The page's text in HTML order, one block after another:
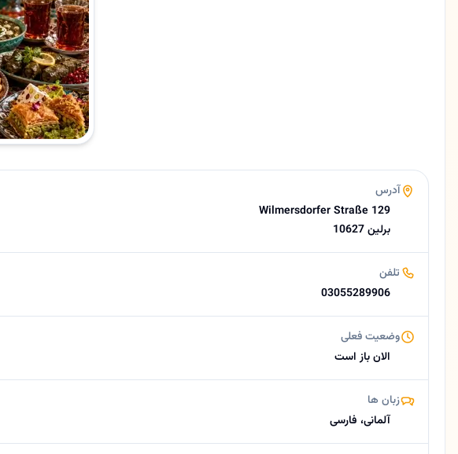
پول نقد
وبسایت
https://www.safraniberlin.de
امتیاز
4.0 (17 نظر از Google)
ساعات کاری امروز
12:00–23:00
درباره زعفرانی
رستوران ایرانی در برلین | زعفرانی خلاصه کوتاه 🍽️ رستوران ایرانی در برلین 📍 آدرس: Wilmersdorfer Straße 129, 10627 Berlin 🗣️ خدمات به زبان فارسی و آلمانی 🔥 حوزه‌های ذکرشده: غذای ایرانی، غذاهای گریل، برنج زعفرانی و خوراک‌های ایرانی 🚇 ایستگاه‌های نزدیک حمل‌ونقل عمومی: Bismarckstraße و U Bismarckstraße معرفی زعفرانی یک رستوران ایرانی در برلین است. در اطلاعات موجود، غذای …
آدرس
Wilmersdorfer Straße 129
10627 برلین
تلفن
03055289906
وضعیت فعلی
الان باز است
زبان ها
آلمانی، فارسی